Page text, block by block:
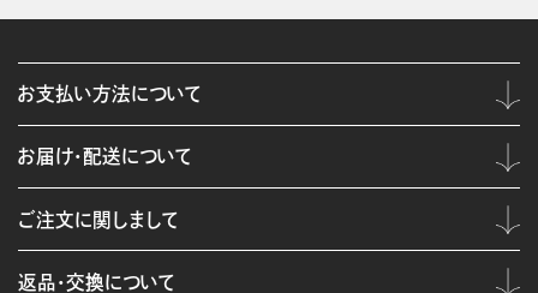
お支払い方法について
お届け・配送について
ご注文に関しまして
返品・交換について